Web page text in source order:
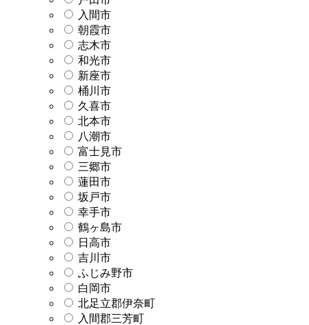
入間市
朝霞市
志木市
和光市
新座市
桶川市
久喜市
北本市
八潮市
富士見市
三郷市
蓮田市
坂戸市
幸手市
鶴ヶ島市
日高市
吉川市
ふじみ野市
白岡市
北足立郡伊奈町
入間郡三芳町